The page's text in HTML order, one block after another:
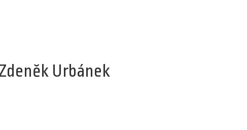
Urbánek